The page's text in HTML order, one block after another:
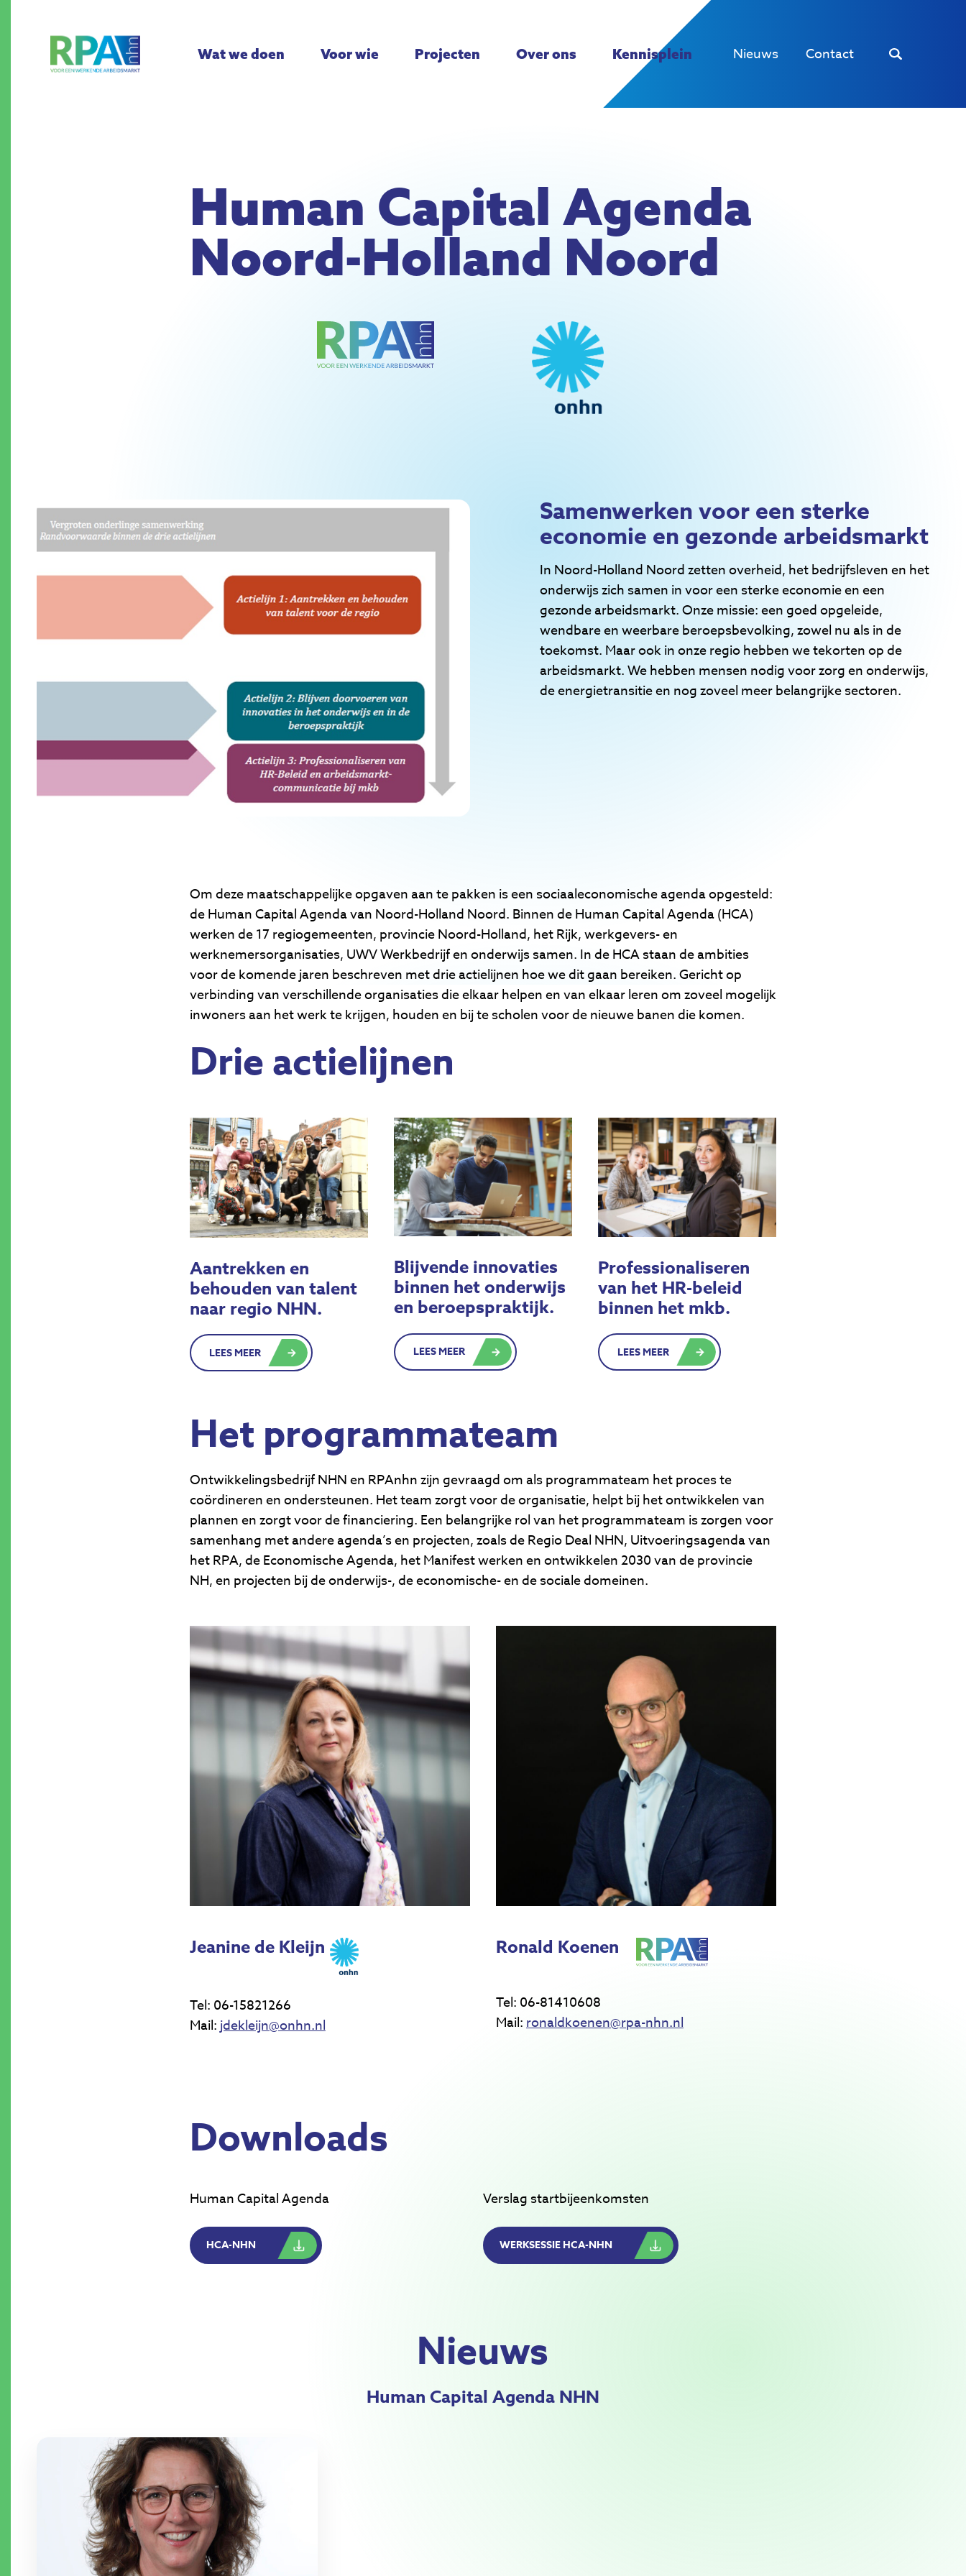
Wat we doen Voor wie Projecten Over ons Kennisplein Nieuws Contact
Human Capital Agenda
Noord-Holland Noord
Samenwerken voor een sterke
economie en gezonde arbeidsmarkt
In Noord-Holland Noord zetten overheid, het bedrijfsleven en het
onderwijs zich samen in voor een sterke economie en een
gezonde arbeidsmarkt. Onze missie: een goed opgeleide,
wendbare en weerbare beroepsbevolking, zowel nu als in de
toekomst. Maar ook in onze regio hebben we tekorten op de
arbeidsmarkt. We hebben mensen nodig voor zorg en onderwijs,
de energietransitie en nog zoveel meer belangrijke sectoren.
Om deze maatschappelijke opgaven aan te pakken is een sociaaleconomische agenda opgesteld:
de Human Capital Agenda van Noord-Holland Noord. Binnen de Human Capital Agenda (HCA)
werken de 17 regiogemeenten, provincie Noord-Holland, het Rijk, werkgevers- en
werknemersorganisaties, UWV Werkbedrijf en onderwijs samen. In de HCA staan de ambities
voor de komende jaren beschreven met drie actielijnen hoe we dit gaan bereiken. Gericht op
verbinding van verschillende organisaties die elkaar helpen en van elkaar leren om zoveel mogelijk
inwoners aan het werk te krijgen, houden en bij te scholen voor de nieuwe banen die komen.
Drie actielijnen
Aantrekken en
behouden van talent
naar regio NHN.
LEES MEER
Blijvende innovaties
binnen het onderwijs
en beroepspraktijk.
LEES MEER
Professionaliseren
van het HR-beleid
binnen het mkb.
LEES MEER
Het programmateam
Ontwikkelingsbedrijf NHN en RPAnhn zijn gevraagd om als programmateam het proces te
coördineren en ondersteunen. Het team zorgt voor de organisatie, helpt bij het ontwikkelen van
plannen en zorgt voor de financiering. Een belangrijke rol van het programmateam is zorgen voor
samenhang met andere agenda’s en projecten, zoals de Regio Deal NHN, Uitvoeringsagenda van
het RPA, de Economische Agenda, het Manifest werken en ontwikkelen 2030 van de provincie
NH, en projecten bij de onderwijs-, de economische- en de sociale domeinen.
Jeanine de Kleijn
Tel: 06-15821266
Mail:jdekleijn@onhn.nl
Ronald Koenen
Tel: 06-81410608
Mail:ronaldkoenen@rpa-nhn.nl
Downloads
Human Capital Agenda
HCA-NHN
Verslag startbijeenkomsten
WERKSESSIE HCA-NHN
Nieuws
Human Capital Agenda NHN